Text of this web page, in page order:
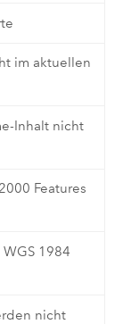
im aktuellen
Inhalt nicht
Features
1984
nicht